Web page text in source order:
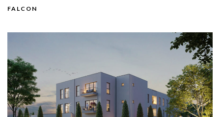
FALCON